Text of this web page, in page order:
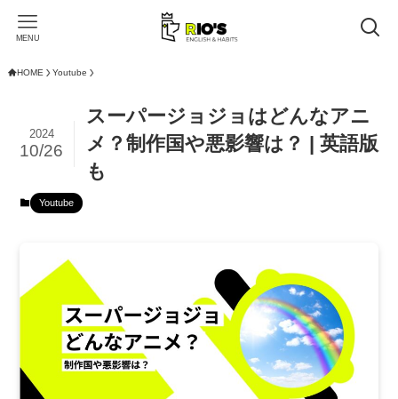
MENU
HOME Youtube
スーパージョジョはどんなアニ
メ？制作国や悪影響は？ | 英語版
も
2024
10/26
Youtube